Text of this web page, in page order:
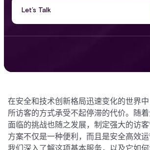
Let’s Talk
在安全和技术创新格局迅速变化的世界
所访客的方式承受不起停滞的代价。随
面临的挑战也随之发展，制定强大的访
方案不仅是一种便利，而且是安全高效